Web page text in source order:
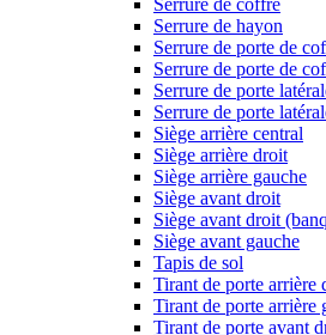
Serrure de coffre
Serrure de hayon
Serrure de porte de
Serrure de porte de
Serrure de porte
Serrure de porte
Siège arrière central
Siège arrière droit
Siège arrière gauche
Siège avant droit
Siège avant droit
Siège avant gauche
Tapis de sol
Tirant de porte arrière
Tirant de porte arrière
Tirant de porte avant